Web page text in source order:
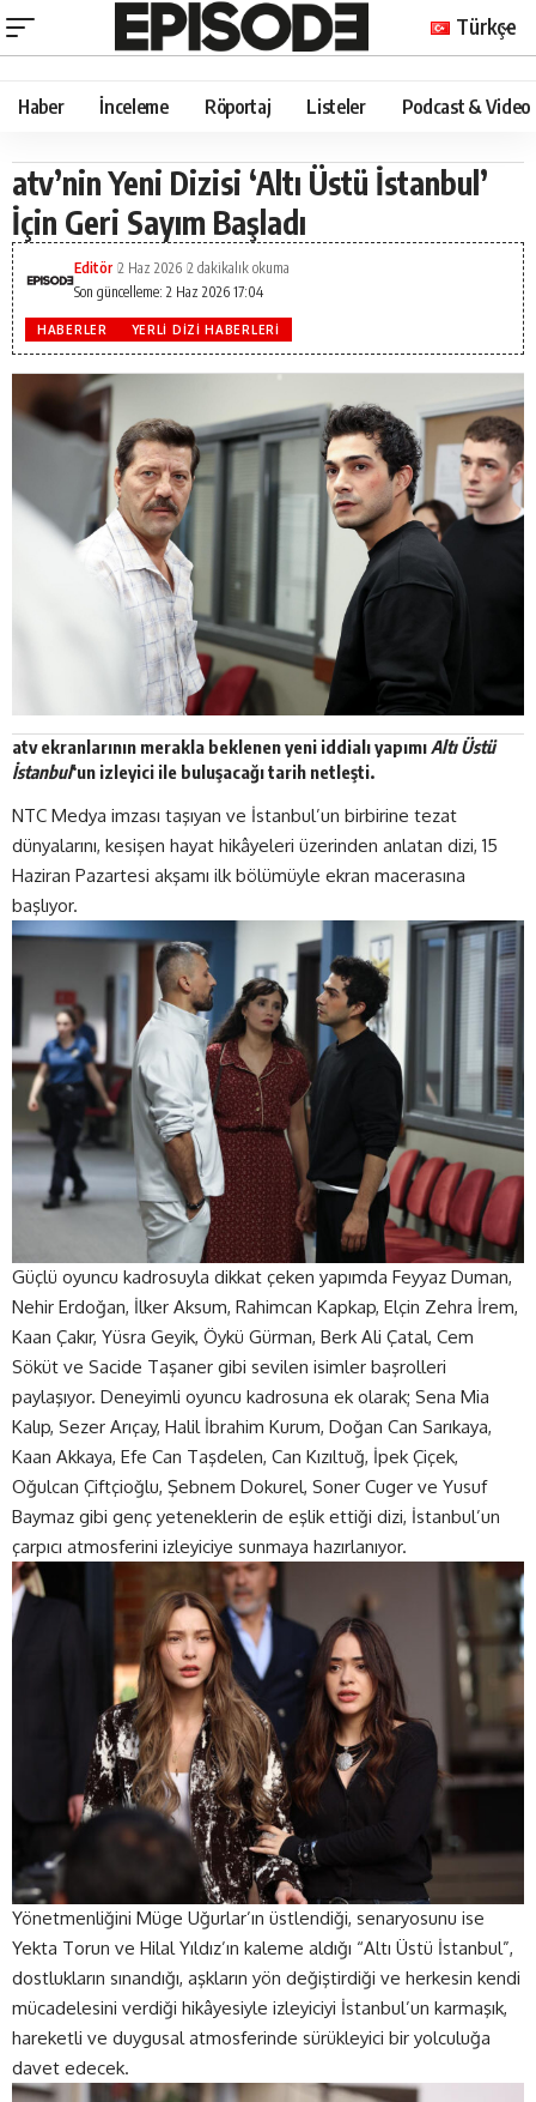
Türkçe
Haber İnceleme Röportaj Listeler Podcast & Video
atv’nin Yeni Dizisi ‘Altı Üstü İstanbul’
İçin Geri Sayım Başladı
Son güncelleme: 2 Haz 2026 17:04
Editör 2 Haz 2026 2 dakikalık okuma
HABERLER YERLI DIZI HABERLERI
atvekranlarının merakla beklenen yeni iddialı yapımıAltı Üstü
İstanbul‘un izleyici ile buluşacağı tarih netleşti.
NTC Medya imzası taşıyan ve İstanbul’un birbirine tezat
dünyalarını, kesişen hayat hikâyeleri üzerinden anlatan dizi, 15
Haziran Pazartesi akşamı ilk bölümüyle ekran macerasına
başlıyor.
Güçlü oyuncu kadrosuyla dikkat çeken yapımda Feyyaz Duman,
Nehir Erdoğan, İlker Aksum, Rahimcan Kapkap, Elçin Zehra İrem,
Kaan Çakır, Yüsra Geyik, Öykü Gürman, Berk Ali Çatal, Cem
Söküt ve Sacide Taşaner gibi sevilen isimler başrolleri
paylaşıyor. Deneyimli oyuncu kadrosuna ek olarak; Sena Mia
Kalıp, Sezer Arıçay, Halil İbrahim Kurum, Doğan Can Sarıkaya,
Kaan Akkaya, Efe Can Taşdelen, Can Kızıltuğ, İpek Çiçek,
Oğulcan Çiftçioğlu, Şebnem Dokurel, Soner Cuger ve Yusuf
Baymaz gibi genç yeteneklerin de eşlik ettiği dizi, İstanbul’un
çarpıcı atmosferini izleyiciye sunmaya hazırlanıyor.
Yönetmenliğini Müge Uğurlar’ın üstlendiği, senaryosunu ise
Yekta Torun ve Hilal Yıldız’ın kaleme aldığı “Altı Üstü İstanbul”,
dostlukların sınandığı, aşkların yön değiştirdiği ve herkesin kendi
mücadelesini verdiği hikâyesiyle izleyiciyi İstanbul’un karmaşık,
hareketli ve duygusal atmosferinde sürükleyici bir yolculuğa
davet edecek.